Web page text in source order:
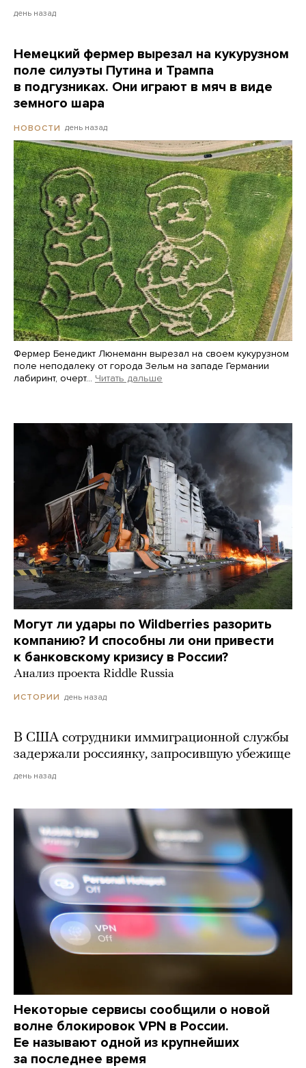
день назад
Немецкий фермер вырезал на кукурузном
поле силуэты Путина и Трампа
в подгузниках. Они играют в мяч в виде
земного шара
НОВОСТИ день назад
Фермер Бенедикт Люнеманн вырезал на своем кукурузном
поле неподалеку от города Зельм на западе Германии
лабиринт, очерт… Читать дальше
Могут ли удары по Wildberries разорить
компанию? И способны ли они привести
к банковскому кризису в России?
Анализ проекта Riddle Russia
ИСТОРИИ день назад
В США сотрудники иммиграционной службы
задержали россиянку, запросившую убежище
день назад
Некоторые сервисы сообщили о новой
волне блокировок VPN в России.
Ее называют одной из крупнейших
за последнее время